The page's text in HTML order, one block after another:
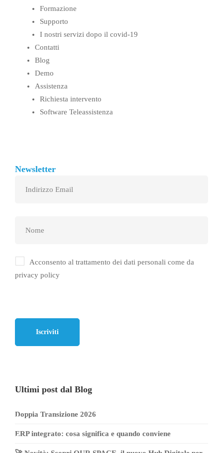
Formazione
Supporto
I nostri servizi dopo il covid-19
Contatti
Blog
Demo
Assistenza
Richiesta intervento
Software Teleassistenza
Newsletter
Acconsento al trattamento dei dati personali come da
privacy policy
Ultimi post dal Blog
Doppia Transizione 2026
ERP integrato: cosa significa e quando conviene